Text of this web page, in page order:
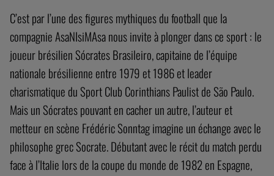
C’est par l’une des figures mythiques du football que la
compagnie AsaNIsiMAsa nous invite à plonger dans ce sport : le
joueur brésilien Sócrates Brasileiro, capitaine de l’équipe
nationale brésilienne entre 1979 et 1986 et leader
charismatique du Sport Club Corinthians Paulist de São Paulo.
Mais un Sócrates pouvant en cacher un autre, l’auteur et
metteur en scène Frédéric Sonntag imagine un échange avec le
philosophe grec Socrate. Débutant avec le récit du match perdu
face à l’Italie lors de la coupe du monde de 1982 en Espagne,